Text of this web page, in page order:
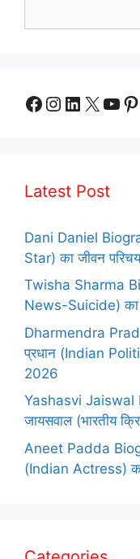
Facebook
Instagram
LinkedIn
X
Latest Post
Dani Daniel
Star) का जीवन
Twisha Sharma
News-Suicide) का
Dharmendra
प्रधान (Indian
2026
Yashasvi Jaiswal
जायसवाल (भारतीय
Aneet Padda
(Indian Actress)